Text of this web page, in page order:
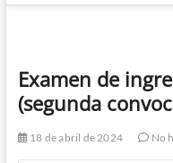
Examen de
(segunda
18 de abril de 2024 No